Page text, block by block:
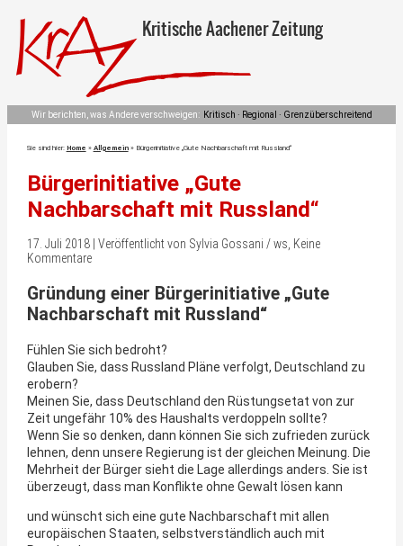
Kritische Aachener Zeitung
Wir berichten, was Andere verschweigen: Kritisch · Regional · Grenzüberschreitend
Sie sind hier: Home » Allgemein» Bürgerinitiative „Gute Nachbarschaft mit Russland“
Bürgerinitiative „Gute
Nachbarschaft mit Russland“
17. Juli 2018 | Veröffentlicht von Sylvia Gossani / ws, Keine
Kommentare
Gründung einer Bürgerinitiative „Gute
Nachbarschaft mit Russland“
Fühlen Sie sich bedroht?
Glauben Sie, dass Russland Pläne verfolgt, Deutschland zu
erobern?
Meinen Sie, dass Deutschland den Rüstungsetat von zur
Zeit ungefähr 10% des Haushalts verdoppeln sollte?
Wenn Sie so denken, dann können Sie sich zufrieden zurück
lehnen, denn unsere Regierung ist der gleichen Meinung. Die
Mehrheit der Bürger sieht die Lage allerdings anders. Sie ist
überzeugt, dass man Konflikte ohne Gewalt lösen kann
und wünscht sich eine gute Nachbarschaft mit allen
europäischen Staaten, selbstverständlich auch mit